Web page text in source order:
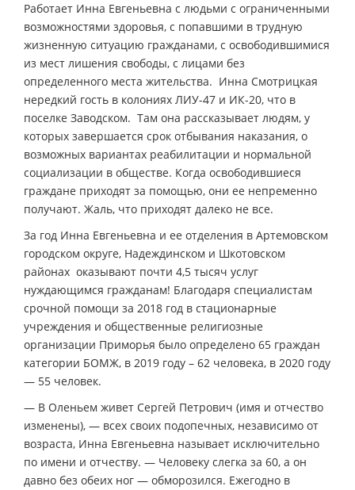
Работает Инна Евгеньевна с людьми с ограниченными
возможностями здоровья, с попавшими в трудную
жизненную ситуацию гражданами, с освободившимися
из мест лишения свободы, с лицами без
определенного места жительства. Инна Смотрицкая
нередкий гость в колониях ЛИУ-47 и ИК-20, что в
поселке Заводском. Там она рассказывает людям, у
которых завершается срок отбывания наказания, о
возможных вариантах реабилитации и нормальной
социализации в обществе. Когда освободившиеся
граждане приходят за помощью, они ее непременно
получают. Жаль, что приходят далеко не все.
За год Инна Евгеньевна и ее отделения в Артемовском
городском округе, Надеждинском и Шкотовском
районах оказывают почти 4,5 тысяч услуг
нуждающимся гражданам! Благодаря специалистам
срочной помощи за 2018 год в стационарные
учреждения и общественные религиозные
организации Приморья было определено 65 граждан
категории БОМЖ, в 2019 году – 62 человека, в 2020 году
— 55 человек.
— В Оленьем живет Сергей Петрович (имя и отчество
изменены), — всех своих подопечных, независимо от
возраста, Инна Евгеньевна называет исключительно
по имени и отчеству. — Человеку слегка за 60, а он
давно без обеих ног — обморозился. Ежегодно в